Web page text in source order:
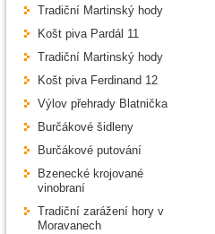
Tradiční Martinský hody
Košt piva Pardál 11
Tradiční Martinský hody
Košt piva Ferdinand 12
Výlov přehrady Blatnička
Burčákové šidleny
Burčákové putování
Bzenecké krojované
vinobraní
Tradiční zarážení hory v
Moravanech